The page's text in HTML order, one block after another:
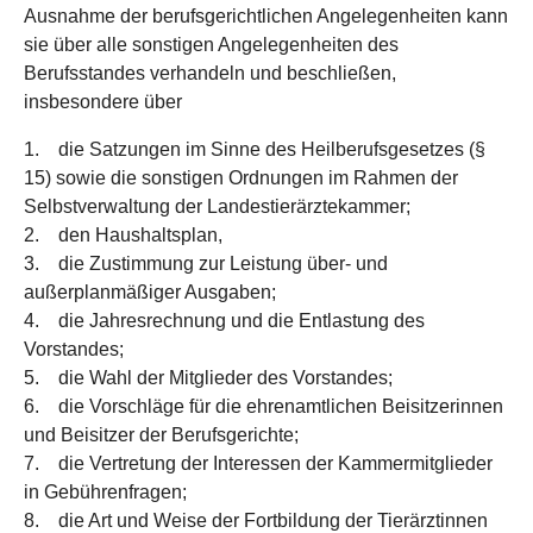
Ausnahme der berufsgerichtlichen Angelegenheiten kann
sie über alle sonstigen Angelegenheiten des
Berufsstandes verhandeln und beschließen,
insbesondere über
1. die Satzungen im Sinne des Heilberufsgesetzes (§
15) sowie die sonstigen Ordnungen im Rahmen der
Selbstverwaltung der Landestierärztekammer;
2. den Haushaltsplan,
3. die Zustimmung zur Leistung über- und
außerplanmäßiger Ausgaben;
4. die Jahresrechnung und die Entlastung des
Vorstandes;
5. die Wahl der Mitglieder des Vorstandes;
6. die Vorschläge für die ehrenamtlichen Beisitzerinnen
und Beisitzer der Berufsgerichte;
7. die Vertretung der Interessen der Kammermitglieder
in Gebührenfragen;
8. die Art und Weise der Fortbildung der Tierärztinnen